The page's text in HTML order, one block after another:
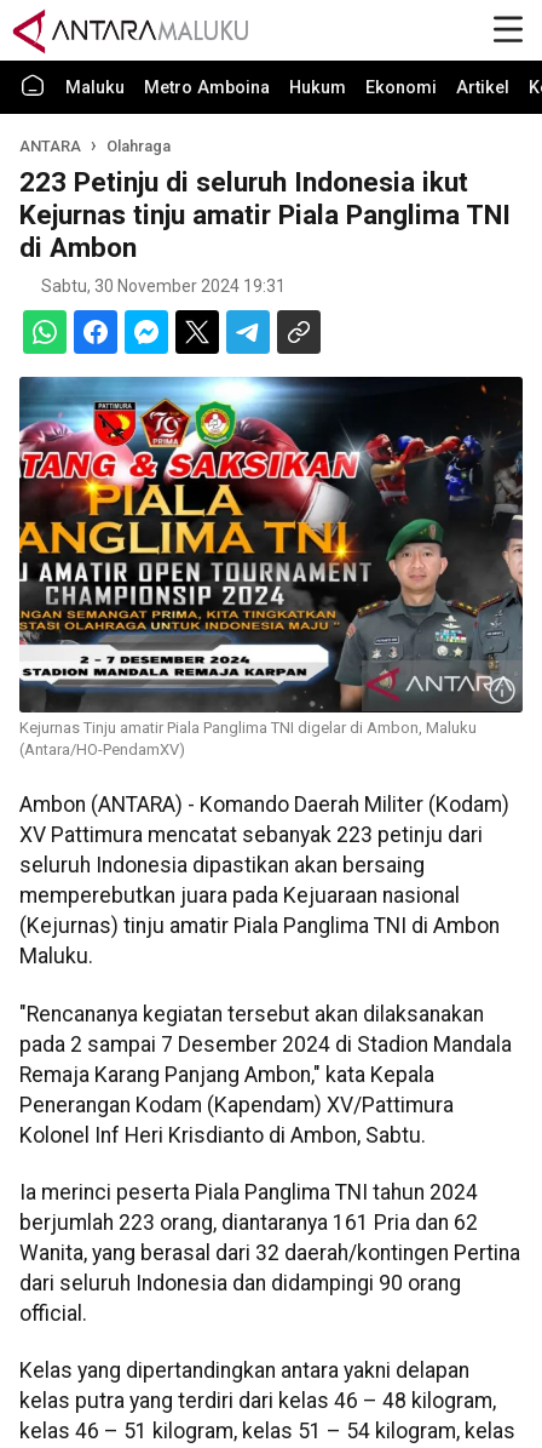
Maluku Metro Amboina Hukum Ekonomi Artikel
ANTARA Olahraga
223 Petinju di seluruh Indonesia ikut
Kejurnas tinju amatir Piala Panglima TNI
di Ambon
Sabtu, 30 November 2024 19:31
Kejurnas Tinju amatir Piala Panglima TNI digelar di Ambon, Maluku
(Antara/HO-PendamXV)
Ambon (ANTARA) - Komando Daerah Militer (Kodam)
XV Pattimura mencatat sebanyak 223 petinju dari
seluruh Indonesia dipastikan akan bersaing
memperebutkan juara pada Kejuaraan nasional
(Kejurnas) tinju amatir Piala Panglima TNI di Ambon
Maluku.
"Rencananya kegiatan tersebut akan dilaksanakan
pada 2 sampai 7 Desember 2024 di Stadion Mandala
Remaja Karang Panjang Ambon," kata Kepala
Penerangan Kodam (Kapendam) XV/Pattimura
Kolonel Inf Heri Krisdianto di Ambon, Sabtu.
Ia merinci peserta Piala Panglima TNI tahun 2024
berjumlah 223 orang, diantaranya 161 Pria dan 62
Wanita, yang berasal dari 32 daerah/kontingen Pertina
dari seluruh Indonesia dan didampingi 90 orang
official.
Kelas yang dipertandingkan antara yakni delapan
kelas putra yang terdiri dari kelas 46 – 48 kilogram,
kelas 46 – 51 kilogram, kelas 51 – 54 kilogram, kelas